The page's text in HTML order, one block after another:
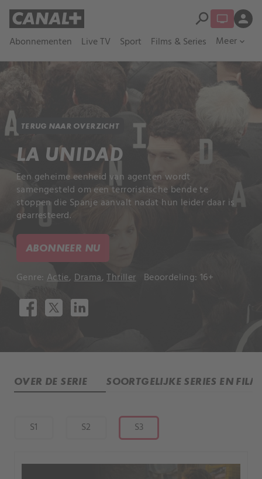
Abonnementen Live TV Sport Films & Series Meer expand_more
search person
TERUG NAAR OVERZICHT
LA UNIDAD
Een geheime eenheid van agenten wordt
samengesteld om een terroristische bende te
stoppen die Spanje aanvalt nadat hun leider daar is
gearresteerd.
ABONNEER NU
Genre: Actie, Drama,Thriller Beoordeling: 16+
OVER DE SERIE SOORTGELIJKE SERIES EN
S1 S2 S3